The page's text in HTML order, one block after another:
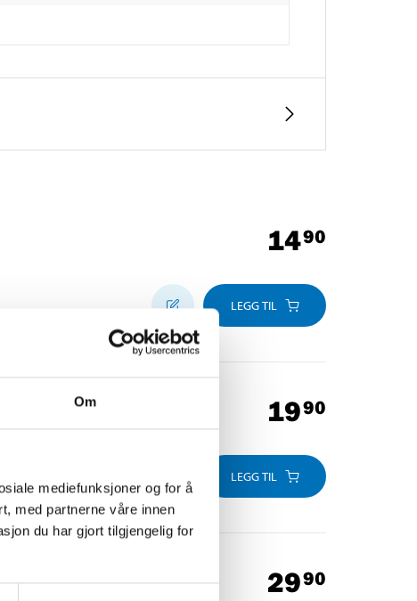
Om
mediefunksjoner og for å
med partnerne våre innen
du har gjort tilgjengelig for
1490
LEGG TIL
1990
LEGG TIL
2990